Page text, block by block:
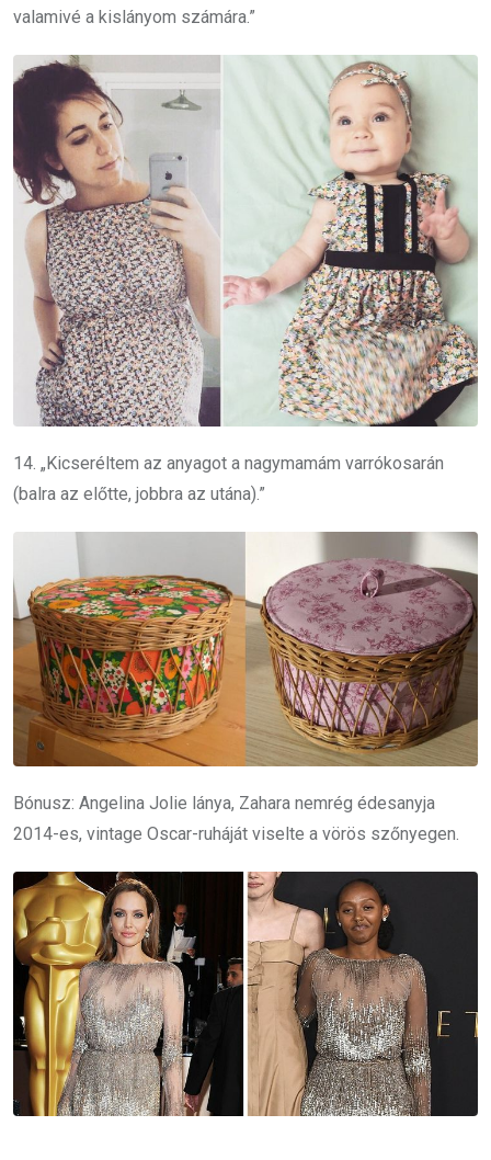
valamivé a kislányom számára.”
14. „Kicseréltem az anyagot a nagymamám varrókosarán
(balra az előtte, jobbra az utána).”
Bónusz: Angelina Jolie lánya, Zahara nemrég édesanyja
2014-es, vintage Oscar-ruháját viselte a vörös szőnyegen.